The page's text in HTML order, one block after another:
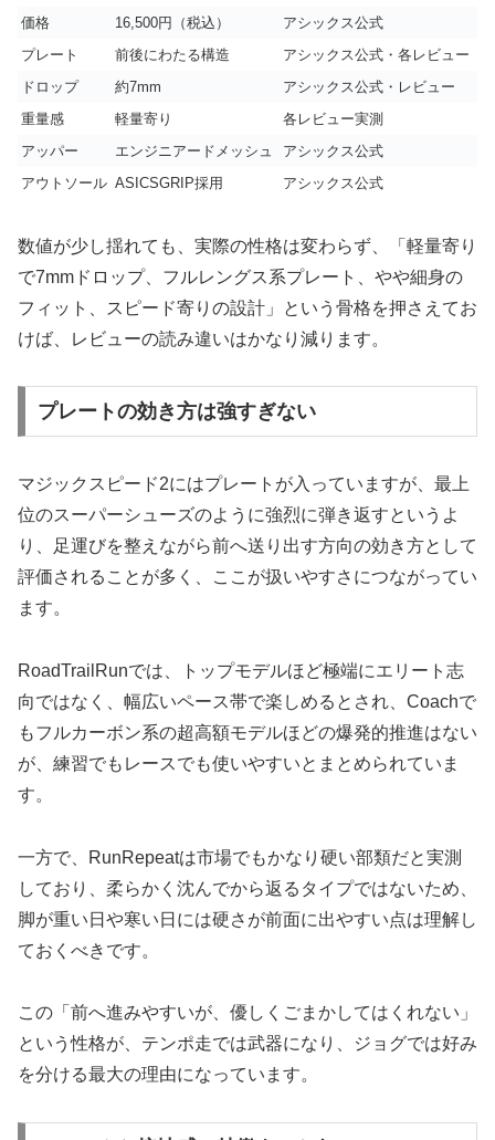
価格
16,500円（税込）
アシックス公式
プレート
前後にわたる構造
アシックス公式・各レビュー
ドロップ
約7mm
アシックス公式・レビュー
重量感
軽量寄り
各レビュー実測
アッパー
エンジニアードメッシュ
アシックス公式
アウトソール ASICSGRIP採用 アシックス公式
数値が少し揺れても、実際の性格は変わらず、「軽量寄り
で7mmドロップ、フルレングス系プレート、やや細身の
フィット、スピード寄りの設計」という骨格を押さえてお
けば、レビューの読み違いはかなり減ります。
プレートの効き方は強すぎない
マジックスピード2にはプレートが入っていますが、最上
位のスーパーシューズのように強烈に弾き返すというよ
り、足運びを整えながら前へ送り出す方向の効き方として
評価されることが多く、ここが扱いやすさにつながってい
ます。
RoadTrailRunでは、トップモデルほど極端にエリート志
向ではなく、幅広いペース帯で楽しめるとされ、Coachで
もフルカーボン系の超高額モデルほどの爆発的推進はない
が、練習でもレースでも使いやすいとまとめられていま
す。
一方で、RunRepeatは市場でもかなり硬い部類だと実測
しており、柔らかく沈んでから返るタイプではないため、
脚が重い日や寒い日には硬さが前面に出やすい点は理解し
ておくべきです。
この「前へ進みやすいが、優しくごまかしてはくれない」
という性格が、テンポ走では武器になり、ジョグでは好み
を分ける最大の理由になっています。